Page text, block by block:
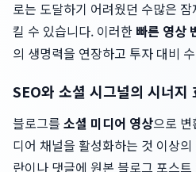
로는 도달하기 어려웠던 수많은
킬 수 있습니다. 이러한 빠른 영상
의 생명력을 연장하고 투자 대비
SEO와 소셜 시그널의 시너지
블로그를 소셜 미디어 영상으로 변
디어 채널을 활성화하는 것 이상
란이나 댓글에 원본 블로그 포스